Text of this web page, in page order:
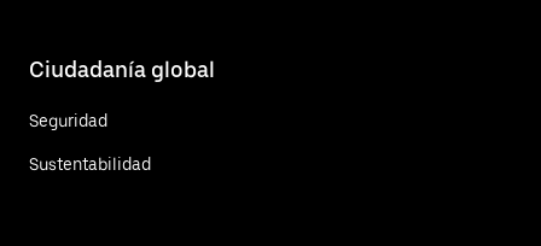
Ciudadanía global
Seguridad
Sustentabilidad